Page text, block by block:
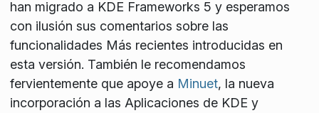
han migrado a KDE Frameworks 5 y esperamos
con ilusión sus comentarios sobre las
funcionalidades Más recientes introducidas en
esta versión. También le recomendamos
fervientemente que apoye a Minuet, la nueva
incorporación a las Aplicaciones de KDE y